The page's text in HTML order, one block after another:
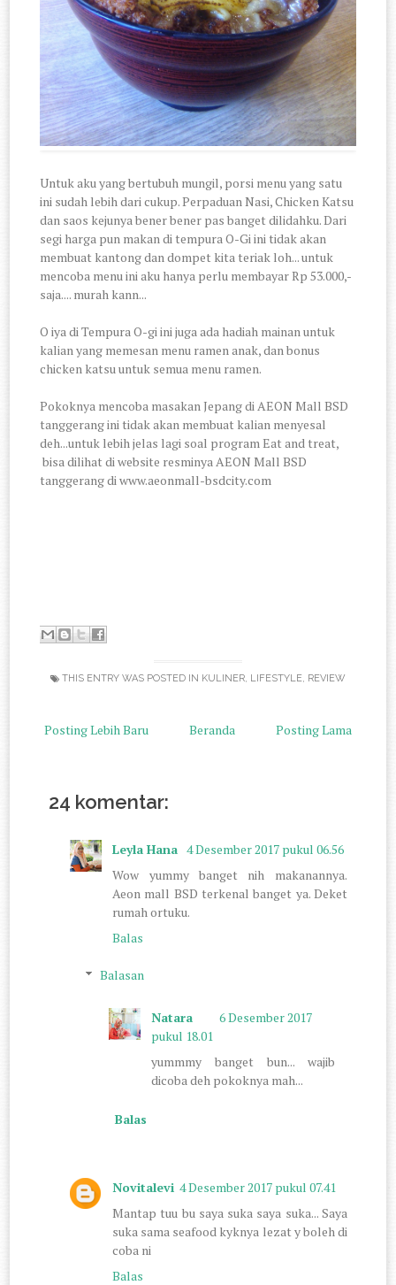
Untuk aku yang bertubuh mungil, porsi menu yang satu
ini sudah lebih dari cukup. Perpaduan Nasi, Chicken Katsu
dan saos kejunya bener bener pas banget dilidahku. Dari
segi harga pun makan di tempura O-Gi ini tidak akan
membuat kantong dan dompet kita teriak loh... untuk
mencoba menu ini aku hanya perlu membayar Rp 53.000,-
saja.... murah kann...
O iya di Tempura O-gi ini juga ada hadiah mainan untuk
kalian yang memesan menu ramen anak, dan bonus
chicken katsu untuk semua menu ramen.
Pokoknya mencoba masakan Jepang di AEON Mall BSD
tanggerang ini tidak akan membuat kalian menyesal
deh...untuk lebih jelas lagi soal program Eat and treat,
bisa dilihat di website resminya AEON Mall BSD
tanggerang di www.aeonmall-bsdcity.com
THIS ENTRY WAS POSTED IN KULINER LIFESTYLE REVIEW
Posting Lebih Baru Posting Lama
Beranda
24 komentar:
Leyla Hana 4 Desember 2017 pukul 06.56
Wow yummy banget nih makanannya.
Aeon mall BSD terkenal banget ya. Deket
rumah ortuku.
Balas
Balasan
Natara
6 Desember 2017
pukul 18.01
yummmy banget bun... wajib
dicoba deh pokoknya mah...
Balas
Novitalevi 4 Desember 2017 pukul 07.41
Mantap tuu bu saya suka saya suka... Saya
suka sama seafood kyknya lezat y boleh di
coba ni
Balas